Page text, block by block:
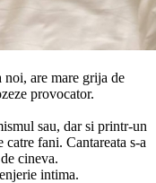
noi, are mare grija de
provocator.
sau, dar si printr-un
fani. Cantareata s-a
cineva.
intima.